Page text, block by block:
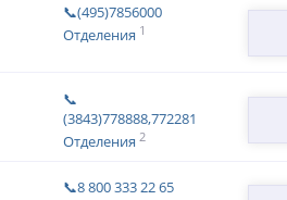
📞(495)7856000
Отделения 1
📞
(3843)778888,772281
Отделения 2
📞8 800 333 22 65